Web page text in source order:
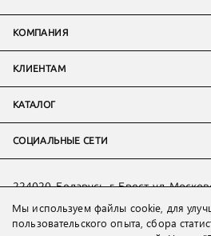
КОМПАНИЯ
КЛИЕНТАМ
КАТАЛОГ
СОЦИАЛЬНЫЕ СЕТИ
224020, Беларусь, г. Брест, ул.
Тел:+7 993 398 36 60(WhatsApp
Тел:+375 29 205 80 10( WhatsApp,Viber)
Мы используем файлы cookie, для
пользовательского опыта, сбора